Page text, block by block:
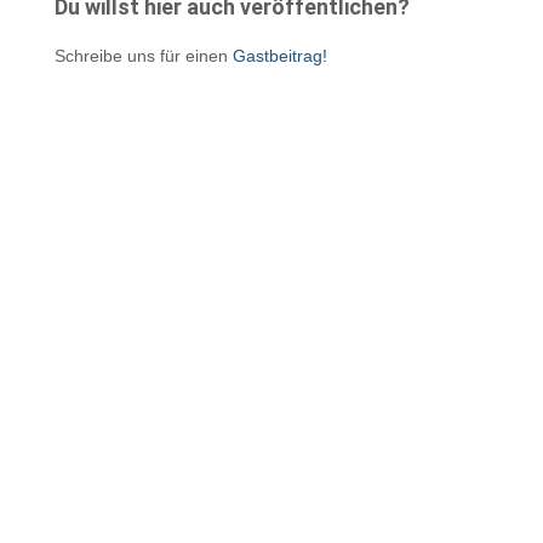
Du willst hier auch veröffentlichen?
Schreibe uns für einen Gastbeitrag!